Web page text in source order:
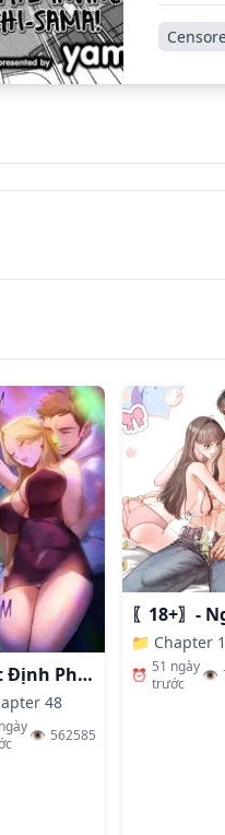
Nhất Định Phải Là Chị Ấy
48
👁️ 562585
📁 Chapter
⏰ 51 ngày
trước
👁️